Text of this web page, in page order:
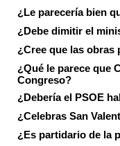
¿Le parecería bien
¿Debe dimitir el
¿Cree que las
¿Qué le parece que
Congreso?
¿Debería el PSOE
¿Celebras San
¿Es partidario de la